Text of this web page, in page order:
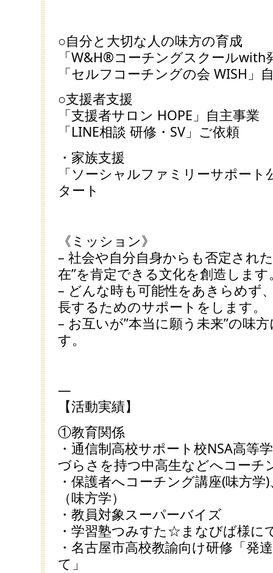
○自分と大切な人の味方の育成
「W&H®コーチングスクールwith
「セルフコーチングの会 WISH」
○支援者支援
「支援者サロン HOPE」自主事業
「LINE相談 研修・SV」ご依頼
・家族支援
「ソーシャルファミリーサポート
タート
《ミッション》
– 社会や自分自身からも否定され
在”を肯定できる文化を創造します
– どんな時も可能性をあきらめず
長するためのサポートをします。
– お互いが”本当に願う未来”の味
す。
—
【活動実績】
①教育関係
・通信制高校サポート校NSA高等
づらさを持つ中高生などへコーチ
・保護者へコーチング講座(味方
（味方学）
・教員対象スーパーバイズ
・学習塾つみすた☆まなびば様に
・名古屋市高校教諭向け研修「発
て」